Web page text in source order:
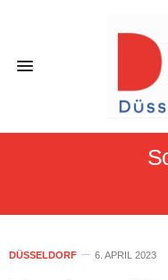
DÜSSELDORF 6. APRIL 2023